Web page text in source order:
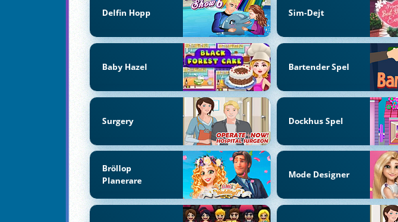
Delfin Hopp Sim-Dejt
Baby Hazel Bartender Spel
Surgery Dockhus Spel
Bröllop
Planerare
Mode Designer